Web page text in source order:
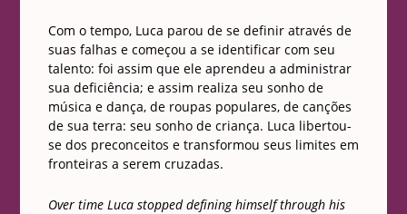
Com o tempo, Luca parou de se definir através de
suas falhas e começou a se identificar com seu
talento: foi assim que ele aprendeu a administrar
sua deficiência; e assim realiza seu sonho de
música e dança, de roupas populares, de canções
de sua terra: seu sonho de criança. Luca libertou-
se dos preconceitos e transformou seus limites em
fronteiras a serem cruzadas.
Over time Luca stopped defining himself through his